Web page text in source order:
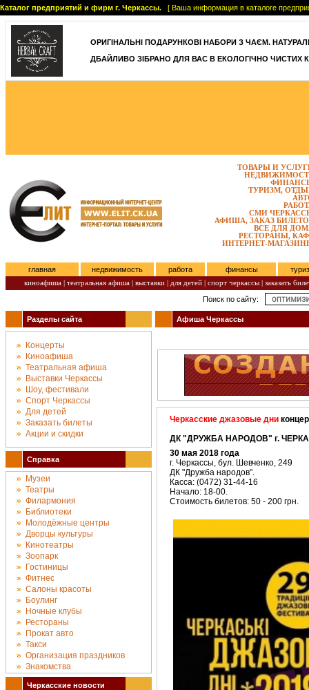
Каталог предприятий и фирм г. Черкассы. [ Ваша информация в каталоге
ОРИГІНАЛЬНІ ПОДАРУНКОВІ НАБОРИ З ЧАЄМ.
ДБАЙЛИВО ЗІБРАНО ДЛЯ ВАС В ЕКОЛОГІЧНО ЧИСТИХ
ТОВАРЫ И
ТУРИЗМ,
СМИ
АФИША, ЗАКАЗ
ВСЕ ДЛЯ
РЕСТОРАНЫ,
ИНТЕРНЕТ-
главная недвижимость работа финансы
киноафиша | театральная афиша | выставки | для детей | спорт черкассы | заказать
Поиск по сайту:
Разделы сайта
Концерты
Киноафиша
Театральная афиша
Выставки Черкассы
Шоу, фестивали
Спорт Черкассы
Для детей
Заказать билеты
Акции и скидки
Справка
Музеи
Театры
Филармония
Библиотеки
Молодёжные центры
Дворцы культуры
Кинотеатры
Зоопарк
Гостиницы
Фитнес
Салоны красоты
Боулинг
Ночные клубы
Рестораны
Прокат авто
Такси
Организация праздников
Знакомства
Черкасские новости
Афиша Черкассы
Черкасские джазовые дни
ДК "ДРУЖБА НАРОДОВ" г.
30 мая 2018 года
г. Черкассы, бул. Шевченко, 249
ДК "Дружба народов".
Касса: (0472) 31-44-16
Начало: 18-00.
Стоимость билетов: 50 - 200 грн.